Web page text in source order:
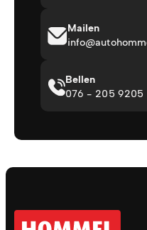
Mailen
Bellen
076 - 205 9205